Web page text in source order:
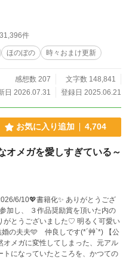
トから飛べるので、もしよかった
くださったら、とてもうれしいで
っていますが、小説にはAIを使っ
されています』書籍化、心から、
件
ほのぼの 時々おまけ更新
感想数 207
文字数 148,841
日 2026.07.31
登録日 2025.06.21
お気に入り追加 4,704
オメガを愛しすぎている～
ざいました♡ 明るく可愛い
夫夫🩵 仲良しです(*´艸`*) 【公